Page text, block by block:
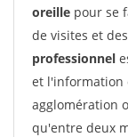
oreille pour se
de visites et
professionnel
et l'information
agglomération
qu'entre deux